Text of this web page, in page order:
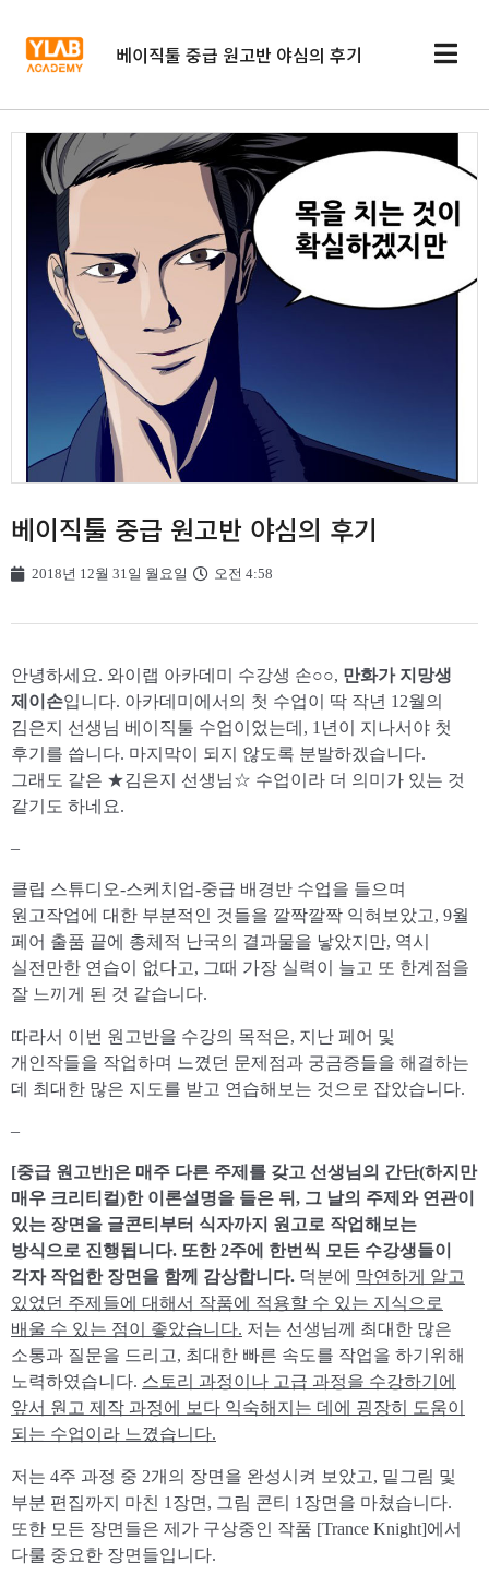
베이직툴 중급 원고반 야심의 후기
베이직툴 중급 원고반 야심의 후기
2018년 12월 31일 월요일 오전 4:58
안녕하세요. 와이랩 아카데미 수강생 손○○, 만화가 지망생
제이손입니다. 아카데미에서의 첫 수업이 딱 작년 12월의
김은지 선생님 베이직툴 수업이었는데, 1년이 지나서야 첫
후기를 씁니다. 마지막이 되지 않도록 분발하겠습니다.
그래도 같은 ★김은지 선생님☆ 수업이라 더 의미가 있는 것
같기도 하네요.
–
클립 스튜디오-스케치업-중급 배경반 수업을 들으며
원고작업에 대한 부분적인 것들을 깔짝깔짝 익혀보았고, 9월
페어 출품 끝에 총체적 난국의 결과물을 낳았지만, 역시
실전만한 연습이 없다고, 그때 가장 실력이 늘고 또 한계점을
잘 느끼게 된 것 같습니다.
따라서 이번 원고반을 수강의 목적은, 지난 페어 및
개인작들을 작업하며 느꼈던 문제점과 궁금증들을 해결하는
데 최대한 많은 지도를 받고 연습해보는 것으로 잡았습니다.
–
[중급 원고반]은 매주 다른 주제를 갖고 선생님의 간단(하지만
매우 크리티컬)한 이론설명을 들은 뒤, 그 날의 주제와 연관이
있는 장면을 글콘티부터 식자까지 원고로 작업해보는
방식으로 진행됩니다. 또한 2주에 한번씩 모든 수강생들이
각자 작업한 장면을 함께 감상합니다. 덕분에 막연하게 알고
있었던 주제들에 대해서 작품에 적용할 수 있는 지식으로
배울 수 있는 점이 좋았습니다. 저는 선생님께 최대한 많은
소통과 질문을 드리고, 최대한 빠른 속도를 작업을 하기위해
노력하였습니다. 스토리 과정이나 고급 과정을 수강하기에
앞서 원고 제작 과정에 보다 익숙해지는 데에 굉장히 도움이
되는 수업이라 느꼈습니다.
저는 4주 과정 중 2개의 장면을 완성시켜 보았고, 밑그림 및
부분 편집까지 마친 1장면, 그림 콘티 1장면을 마쳤습니다.
또한 모든 장면들은 제가 구상중인 작품 [Trance Knight]에서
다룰 중요한 장면들입니다.